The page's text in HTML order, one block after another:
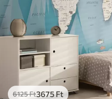
6125Ft3675Ft